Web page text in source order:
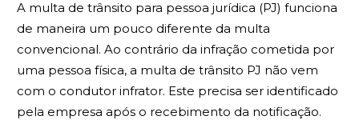
A multa de trânsito para pessoa jurídica (PJ) funciona
de maneira um pouco diferente da multa
convencional. Ao contrário da infração cometida por
uma pessoa física, a multa de trânsito PJ não vem
com o condutor infrator. Este precisa ser identificado
pela empresa após o recebimento da notificação.